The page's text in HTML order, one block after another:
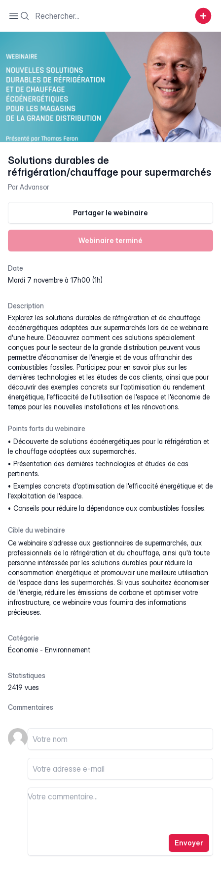
Open sidebar
Search
Solutions durables de
réfrigération/chauffage pour supermarchés
ParAdvansor
Partager le webinaire
Webinaire terminé
Date
mardi 7 novembre à 17h00 (1h)
Description
Explorez les solutions durables de réfrigération et de chauffage
écoénergétiques adaptées aux supermarchés lors de ce webinaire
d'une heure. Découvrez comment ces solutions spécialement
conçues pour le secteur de la grande distribution peuvent vous
permettre d'économiser de l'énergie et de vous affranchir des
combustibles fossiles. Participez pour en savoir plus sur les
dernières technologies et les études de cas clients, ainsi que pour
découvrir des exemples concrets sur l'optimisation du rendement
énergétique, l'efficacité de l'utilisation de l'espace et l'économie de
temps pour les nouvelles installations et les rénovations.
Points forts du webinaire
Découverte de solutions écoénergétiques pour la réfrigération et
le chauffage adaptées aux supermarchés.
Présentation des dernières technologies et études de cas
pertinents.
Exemples concrets d'optimisation de l'efficacité énergétique et de
l'exploitation de l'espace.
Conseils pour réduire la dépendance aux combustibles fossiles.
Cible du webinaire
Ce webinaire s'adresse aux gestionnaires de supermarchés, aux
professionnels de la réfrigération et du chauffage, ainsi qu'à toute
personne intéressée par les solutions durables pour réduire la
consommation énergétique et promouvoir une meilleure utilisation
de l'espace dans les supermarchés. Si vous souhaitez économiser
de l'énergie, réduire les émissions de carbone et optimiser votre
infrastructure, ce webinaire vous fournira des informations
précieuses.
Catégorie
Économie - Environnement
Statistiques
2419 vues
Commentaires
Votre nom
Votre email
Votre commentaire
Votre commentaire
Envoyer